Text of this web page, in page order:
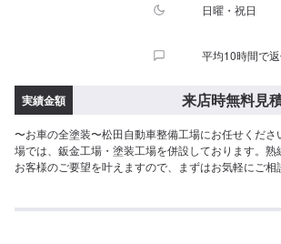
日曜・祝日
平均10時間で
実績金額 来店時無料見
〜お車の全塗装〜松田自動車整備工場にお任せくださ
場では、鈑金工場・塗装工場を併設しております。熟
お客様のご要望を叶えますので、まずはお気軽にご相
や、空気中の余分な塗料の粒子の付着を防ぎ、より